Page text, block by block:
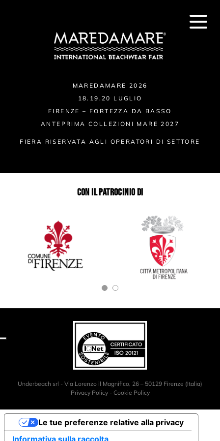
MAREDAMARE 2026
18.19.20 LUGLIO
FIRENZE – FORTEZZA DA BASSO
ANTEPRIMA COLLEZIONI MARE 2027
FIERA RISERVATA AGLI OPERATORI DI SETTORE
CON IL PATROCINIO DI
Underbeach srl - Via Lorenzo il Magnifico, 26 – 50129 Firenze (Italia)
Privacy Policy- Cookie Policy
Informativa sulla raccolta
Le tue preferenze relative alla privacy